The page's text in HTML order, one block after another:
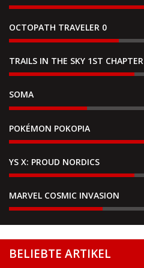
OCTOPATH TRAVELER 0
TRAILS IN THE SKY 1ST CHAPTER
SOMA
POKÉMON POKOPIA
YS X: PROUD NORDICS
MARVEL COSMIC INVASION
BELIEBTE ARTIKEL